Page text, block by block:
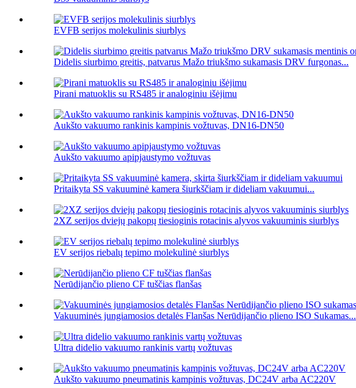
EVFB serijos molekulinis siurblys
Didelis siurbimo greitis, patvarus Mažo triukšmo sukamasis DRV furgonas...
Pirani matuoklis su RS485 ir analoginiu išėjimu
Aukšto vakuumo rankinis kampinis vožtuvas, DN16-DN50
Aukšto vakuumo apipjaustymo vožtuvas
Pritaikyta SS vakuuminė kamera šiurkščiam ir dideliam vakuumui...
2XZ serijos dviejų pakopų tiesioginis rotacinis alyvos vakuuminis siurblys
EV serijos riebalų tepimo molekulinė siurblys
Nerūdijančio plieno CF tuščias flanšas
Vakuuminės jungiamosios detalės Flanšas Nerūdijančio plieno ISO Sukamas...
Ultra didelio vakuumo rankinis vartų vožtuvas
Aukšto vakuumo pneumatinis kampinis vožtuvas, DC24V arba AC220V